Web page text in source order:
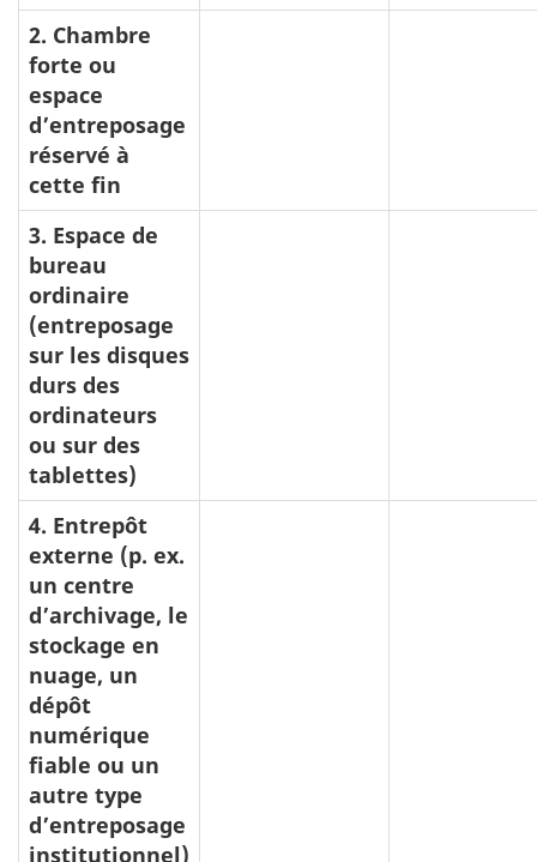
2. Chambre
forte ou
espace
d’entreposage
réservé à
cette fin
3. Espace de
bureau
ordinaire
(entreposage
sur les disques
durs des
ordinateurs
ou sur des
tablettes)
4. Entrepôt
externe (p. ex.
un centre
d’archivage, le
stockage en
nuage, un
dépôt
numérique
fiable ou un
autre type
d’entreposage
institutionnel)